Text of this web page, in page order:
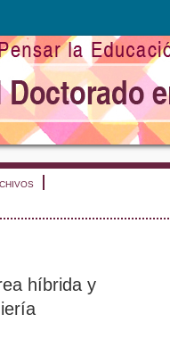
híbrida y